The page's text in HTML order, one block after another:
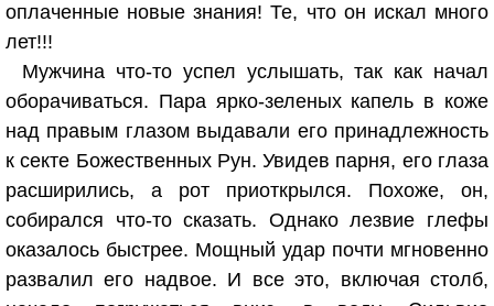
оплаченные новые знания! Те, что он искал много
лет!!!
Мужчина что-то успел услышать, так как начал
оборачиваться. Пара ярко-зеленых капель в коже
над правым глазом выдавали его принадлежность
к секте Божественных Рун. Увидев парня, его глаза
расширились, а рот приоткрылся. Похоже, он,
собирался что-то сказать. Однако лезвие глефы
оказалось быстрее. Мощный удар почти мгновенно
развалил его надвое. И все это, включая столб,